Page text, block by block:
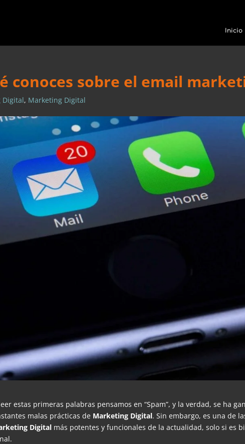
Inicio
conoces sobre el email
Digital, Marketing Digital
estas primeras palabras pensamos en “Spam”, y la verdad, se ha
malas prácticas de Marketing Digital. Sin embargo, es una de
Digital más potentes y funcionales de la actualidad, solo si es